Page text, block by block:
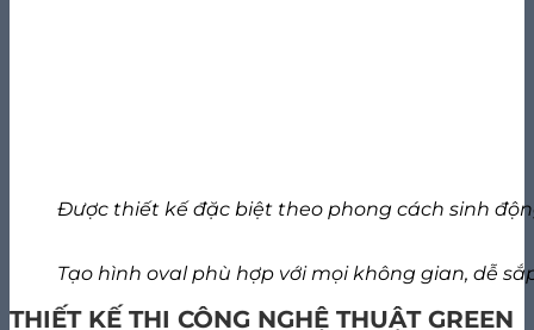
Được thiết kế đặc biệt theo phong cách sinh
Tạo hình oval phù hợp với mọi không gian, dễ
THIẾT KẾ THI CÔNG NGHỆ THUẬT GREEN